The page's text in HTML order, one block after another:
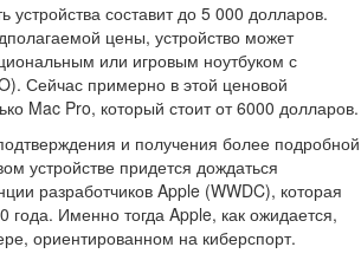
устройства составит до 5 000 долларов.
цены, устройство может
или игровым ноутбуком с
Сейчас примерно в этой ценовой
Mac Pro, который стоит от 6000 долларов.
и получения более подробной
устройстве придется дождаться
разработчиков Apple (WWDC), которая
года. Именно тогда Apple, как ожидается,
ориентированном на киберспорт.